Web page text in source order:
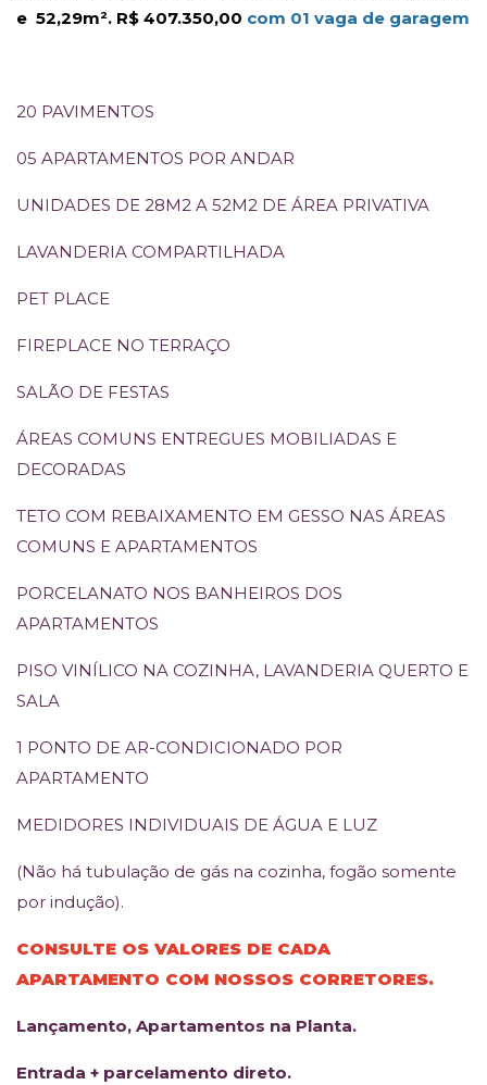
e 52,29m². R$ 407.350,00 com 01 vaga de garagem
20 PAVIMENTOS
05 APARTAMENTOS POR ANDAR
UNIDADES DE 28M2 A 52M2 DE ÁREA PRIVATIVA
LAVANDERIA COMPARTILHADA
PET PLACE
FIREPLACE NO TERRAÇO
SALÃO DE FESTAS
ÁREAS COMUNS ENTREGUES MOBILIADAS E
DECORADAS
TETO COM REBAIXAMENTO EM GESSO NAS ÁREAS
COMUNS E APARTAMENTOS
PORCELANATO NOS BANHEIROS DOS
APARTAMENTOS
PISO VINÍLICO NA COZINHA, LAVANDERIA QUERTO E
SALA
1 PONTO DE AR-CONDICIONADO POR
APARTAMENTO
MEDIDORES INDIVIDUAIS DE ÁGUA E LUZ
(Não há tubulação de gás na cozinha, fogão somente
por indução).
CONSULTE OS VALORES DE CADA
APARTAMENTO COM NOSSOS CORRETORES.
Lançamento, Apartamentos na Planta.
Entrada + parcelamento direto.